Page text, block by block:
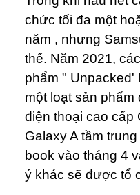
chức tối đa một
năm , nhưng
thế. Năm 2021,
phẩm " Unpacked'
một loạt sản
điện thoại cao cấp
Galaxy A tầm
book vào tháng 4
ý khác sẽ được tổ